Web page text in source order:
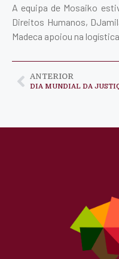
A equipa de Mosaiko
Direitos Humanos,
Madeca apoiou na
ANTERIOR